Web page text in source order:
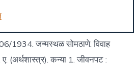
1934. जन्मस्थळ सोमठाणे. विवाह
(अर्थशास्त्र). कन्या 1. जीवनपट :